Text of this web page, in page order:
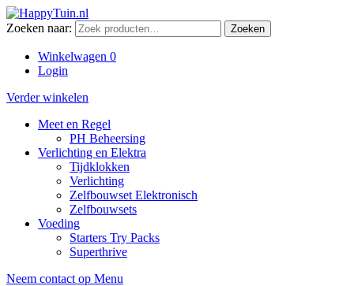
Zoeken naar: Zoeken
Winkelwagen 0
Login
Verder winkelen
Meet en Regel
PH Beheersing
Verlichting en Elektra
Tijdklokken
Verlichting
Zelfbouwset Elektronisch
Zelfbouwsets
Voeding
Starters Try Packs
Superthrive
Neem contact op Menu